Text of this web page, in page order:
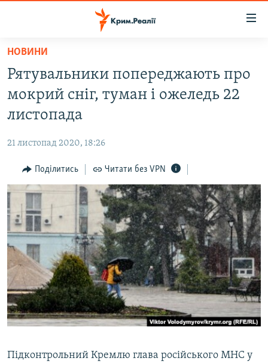
Перейти
основного
матеріалу
Перейти
до
основної
Перейти
до
пошуку
ВОДА.КРИМ
ВІДЕО ТА ФОТО
БЛОГИ
ПОГЛЯД
ІНТЕРВ'Ю
ВСЕ ЗА ДЕНЬ
СПЕЦПРОЕКТИ
ДЕПОРТАЦІЯ
ВІДЕОУРОКИ «ELIFBE»
СВІДЧЕННЯ ОКУПАЦІЇ
УКРАЇНСЬКА ПРОБЛЕМА КРИМУ
ЯК ОБІЙТИ БЛОКУВАННЯ
Русский
Qırımtatar
НОВИНИ
Рятувальники попереджають про
мокрий сніг, туман і ожеледь 22
листопада
21 листопад 2020, 18:26
Поділитись Читати без VPN
Підконтрольний Кремлю глава російського МНС у